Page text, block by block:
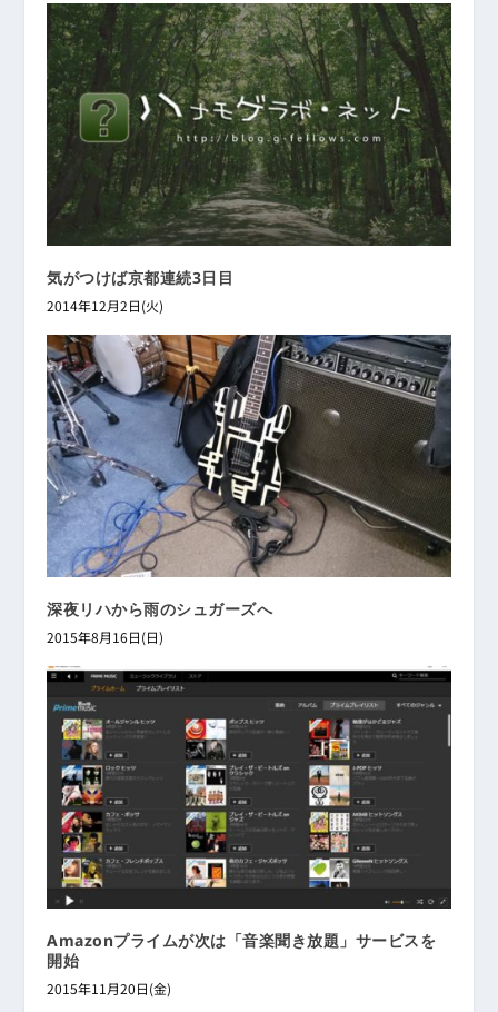
気がつけば京都連続3日目
2014年12月2日(火)
深夜リハから雨のシュガーズへ
2015年8月16日(日)
Amazonプライムが次は「音楽聞き放題」サービスを
開始
2015年11月20日(金)